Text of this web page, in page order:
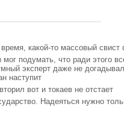
какой-то массовый свист
подумать, что ради этого
эксперт даже не
наступит
вот и токаев не отстает
Надеяться нужно